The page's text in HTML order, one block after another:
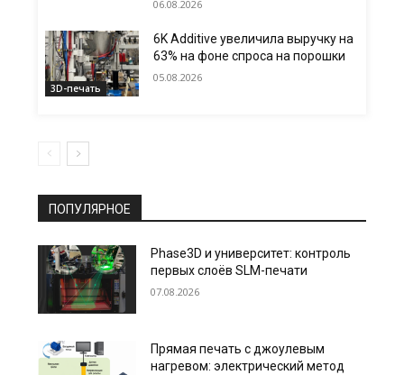
06.08.2026
3D-печать
6K Additive увеличила выручку на
63% на фоне спроса на порошки
05.08.2026
ПОПУЛЯРНОЕ
Phase3D и университет: контроль
первых слоёв SLM-печати
07.08.2026
Прямая печать с джоулевым
нагревом: электрический метод